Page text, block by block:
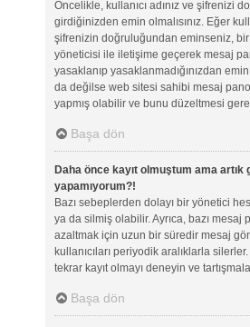
Öncelikle, kullanıcı adınız ve şifrenizi
girdiğinizden emin olmalısınız. Eğer
şifrenizin doğruluğundan eminseniz,
yöneticisi ile iletişime geçerek mesaj
yasaklanıp yasaklanmadığınızdan
da değilse web sitesi sahibi mesaj
yapmış olabilir ve bunu düzeltmesi
Başa dön
Daha önce kayıt olmuştum ama artık
yapamıyorum?!
Bazı sebeplerden dolayı bir yönetici
ya da silmiş olabilir. Ayrıca, bazı mesaj
azaltmak için uzun bir süredir mesaj
kullanıcıları periyodik aralıklarla
tekrar kayıt olmayı deneyin ve
Başa dön